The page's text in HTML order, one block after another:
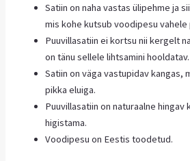
Satiin on naha vastas ülipehme ja
mis kohe kutsub voodipesu vahele
Puuvillasatiin ei kortsu nii kergelt
on tänu sellele lihtsamini hooldatav.
Satiin on väga vastupidav kangas,
pikka eluiga.
Puuvillasatiin on naturaalne hingav
higistama.
Voodipesu on Eestis toodetud.